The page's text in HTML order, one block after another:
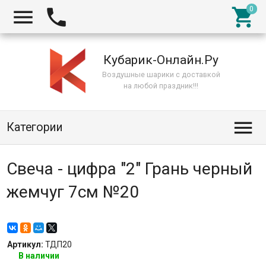
  
Кубарик-Онлайн.Ру
Воздушные шарики с доставкой
на любой праздник!!!
Категории 
Свеча - цифра "2" Грань черный
жемчуг 7см №20
Артикул: ТДП20
В наличии